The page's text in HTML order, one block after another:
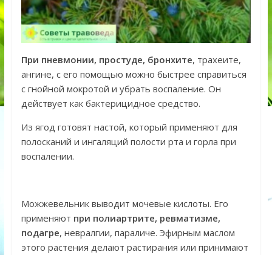
При пневмонии, простуде, бронхите, трахеите,
ангине, с его помощью можно быстрее справиться
с гнойной мокротой и убрать воспаление. Он
действует как бактерицидное средство.
Из ягод готовят настой, который применяют для
полосканий и ингаляций полости рта и горла при
воспалении.
Можжевельник выводит мочевые кислоты. Его
применяют при полиартрите, ревматизме,
подагре, невралгии, параличе. Эфирным маслом
этого растения делают растирания или принимают